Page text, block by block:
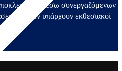
μέσω συνεργαζόμενων
μας δεν υπάρχουν εκθεσιακοί